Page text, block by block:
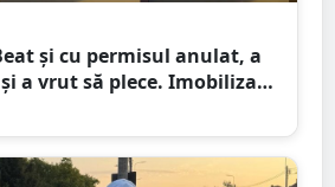
și cu permisul anulat, a
a vrut să plece. Imobilizat